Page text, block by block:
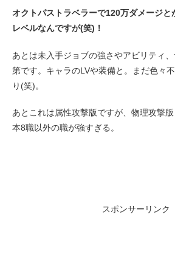
オクトパストラベラーで120万ダメージと
レベルなんですが(笑)！
あとは未入手ジョブの強さやアビリティ
第です。キャラのLVや装備と。まだ色々
り(笑)。
あとこれは属性攻撃版ですが、物理攻撃
本8職以外の職が強すぎる。
スポンサーリンク